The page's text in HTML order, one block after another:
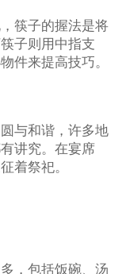
筷子的握法是将
子则用中指支
件来提高技巧。
与和谐，许多地
讲究。在宴席
着祭祀。
，包括饭碗、汤